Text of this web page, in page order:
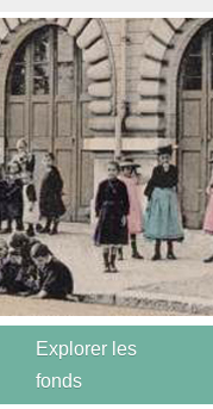
Explorer les
fonds